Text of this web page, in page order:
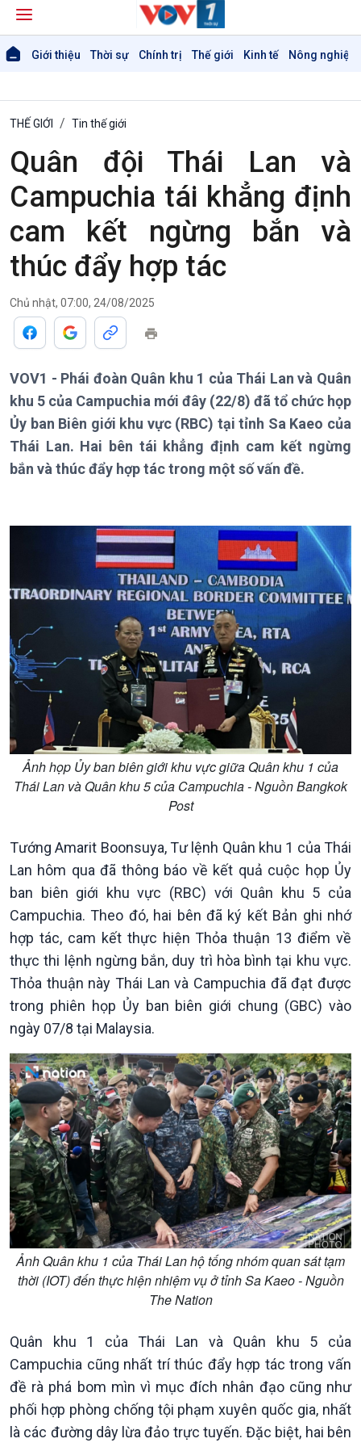
Giới thiệu Thời sự Chính trị Thế giới Kinh tế Nông nghiệp
Giới thiệu
Thời sự
Thời sự 6h
Thời sự 12h
Bản tin
Chuyên mục
Theo dòng Thời sự
Chính trị
Tin Chính trị
Chính phủ với người dân
Quốc hội với cử tri
Xây dựng đảng
Đảng trong cuộc sống
Nhận diện sự thật
Pháp luật và đời sống
Thế giới
Tin thế giới
Vấn đề quốc tế
Hồ sơ sự kiện quốc tế
Thế giới & Việt Nam
Biên cương - Một dải vững
bền
Kinh tế
Tin Kinh tế
Sức sống hàng Việt
Khởi nghiệp
Tuyên chiến với gian lận
thương mại
Nông nghiệp & Biển đảo
Tin Nông nghiệp & Biển
đảo
Biển đảo Việt Nam
Tâm tình biên giới và hải
đảo
Tìm hiểu biển, đảo Việt
Nam
THẾ GIỚI Tin thế giới
Quân đội Thái Lan và
Campuchia tái khẳng định
cam kết ngừng bắn và
thúc đẩy hợp tác
Chủ nhật, 07:00, 24/08/2025
VOV1 - Phái đoàn Quân khu 1 của Thái Lan và Quân
khu 5 của Campuchia mới đây (22/8) đã tổ chức họp
Ủy ban Biên giới khu vực (RBC) tại tỉnh Sa Kaeo của
Thái Lan. Hai bên tái khẳng định cam kết ngừng
bắn và thúc đẩy hợp tác trong một số vấn đề.
Ảnh họp Ủy ban biên giới khu vực giữa Quân khu 1 của
Thái Lan và Quân khu 5 của Campuchia - Nguồn Bangkok
Post
Tướng Amarit Boonsuya, Tư lệnh Quân khu 1 của Thái
Lan hôm qua đã thông báo về kết quả cuộc họp Ủy
ban biên giới khu vực (RBC) với Quân khu 5 của
Campuchia. Theo đó, hai bên đã ký kết Bản ghi nhớ
hợp tác, cam kết thực hiện Thỏa thuận 13 điểm về
thực thi lệnh ngừng bắn, duy trì hòa bình tại khu vực.
Thỏa thuận này Thái Lan và Campuchia đã đạt được
trong phiên họp Ủy ban biên giới chung (GBC) vào
ngày 07/8 tại Malaysia.
Ảnh Quân khu 1 của Thái Lan hộ tống nhóm quan sát tạm
thời (IOT) đến thực hiện nhiệm vụ ở tỉnh Sa Kaeo - Nguồn
The Nation
Quân khu 1 của Thái Lan và Quân khu 5 của
Campuchia cũng nhất trí thúc đẩy hợp tác trong vấn
đề rà phá bom mìn vì mục đích nhân đạo cũng như
phối hợp phòng chống tội phạm xuyên quốc gia, nhất
là các đường dây lừa đảo trực tuyến. Đặc biệt, hai bên